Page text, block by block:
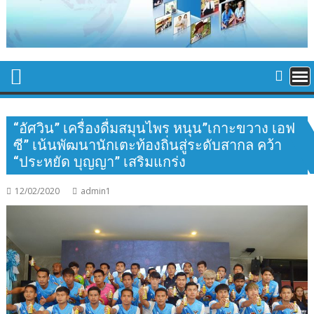
“อัศวิน” เครื่องดื่มสมุนไพร หนุน”เกาะขวาง เอฟ
ซี” เน้นพัฒนานักเตะท้องถิ่นสู่ระดับสากล คว้า
“ประหยัด บุญญา” เสริมแกร่ง
12/02/2020 admin1